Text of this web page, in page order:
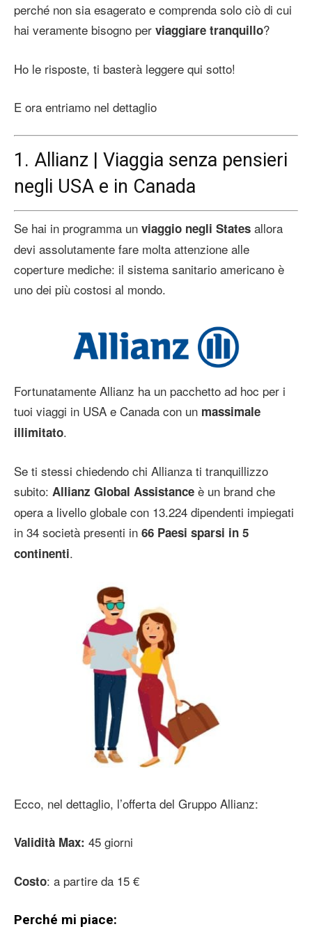
perché non sia esagerato e comprenda solo ciò di cui
hai veramente bisogno per viaggiare tranquillo?
Ho le risposte, ti basterà leggere qui sotto!
E ora entriamo nel dettaglio
1. Allianz | Viaggia senza pensieri
negli USA e in Canada
Se hai in programma un viaggio negli States allora
devi assolutamente fare molta attenzione alle
coperture mediche: il sistema sanitario americano è
uno dei più costosi al mondo.
Fortunatamente Allianz ha un pacchetto ad hoc per i
tuoi viaggi in USA e Canada con un massimale
illimitato.
Se ti stessi chiedendo chi Allianza ti tranquillizzo
subito: Allianz Global Assistance è un brand che
opera a livello globale con 13.224 dipendenti impiegati
in 34 società presenti in 66 Paesi sparsi in 5
continenti.
Ecco, nel dettaglio, l’offerta del Gruppo Allianz:
Validità Max: 45 giorni
Costo: a partire da 15 €
Perché mi piace: